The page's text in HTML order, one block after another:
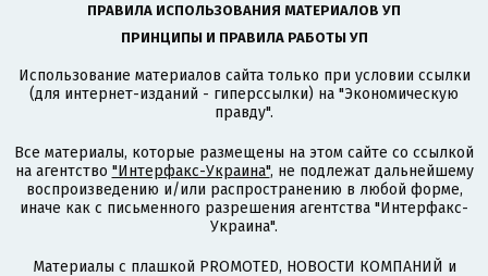
ПРАВИЛА ИСПОЛЬЗОВАНИЯ МАТЕРИАЛОВ УП
ПРИНЦИПЫ И ПРАВИЛА РАБОТЫ УП
Использование материалов сайта только при условии ссылки
(для интернет-изданий - гиперссылки) на "Экономическую
правду".
Все материалы, которые размещены на этом сайте со ссылкой
на агентство "Интерфакс-Украина", не подлежат дальнейшему
воспроизведению и/или распространению в любой форме,
иначе как с письменного разрешения агентства "Интерфакс-
Украина".
Материалы с плашкой PROMOTED, НОВОСТИ КОМПАНИЙ и